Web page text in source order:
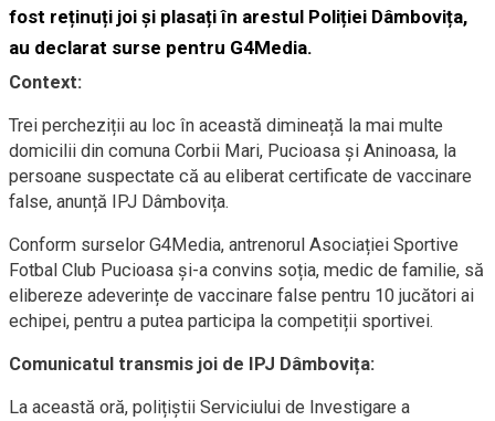
fost reținuți joi și plasați în arestul Poliției Dâmbovița,
au declarat surse pentru G4Media.
Context:
Trei percheziții au loc în această dimineață la mai multe
domicilii din comuna Corbii Mari, Pucioasa și Aninoasa, la
persoane suspectate că au eliberat certificate de vaccinare
false, anunță IPJ Dâmbovița.
Conform surselor G4Media, antrenorul Asociației Sportive
Fotbal Club Pucioasa și-a convins soția, medic de familie, să
elibereze adeverințe de vaccinare false pentru 10 jucători ai
echipei, pentru a putea participa la competiții sportivei.
Comunicatul transmis joi de IPJ Dâmbovița:
La această oră, polițiștii Serviciului de Investigare a